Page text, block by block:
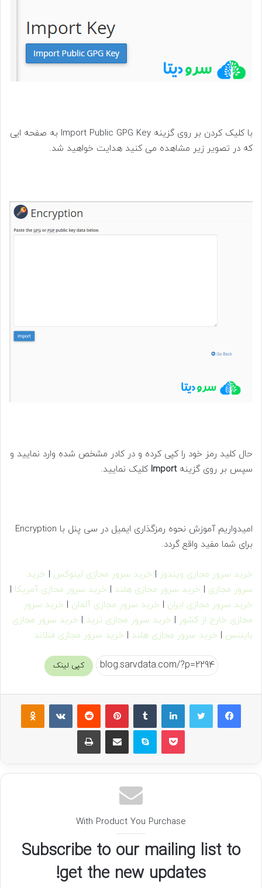
با کلیک کردن بر روی گزینه Import Public GPG Key به صفحه ایی
که در تصویر زیر مشاهده می کنید هدایت خواهید شد.
حال کلید رمز خود را کپی کرده و در کادر مشخص شده وارد نمایید و
سپس بر روی گزینهImport کلیک نمایید.
امیدواریم آموزش نحوه رمزگذاری ایمیل در سی پنل با Encryption
برای شما مفید واقع گردد.
خرید سرور مجازی ویندوز | خرید سرور مجازی لینوکس | خرید
سرور مجازی | خرید سرور مجازی هلند | خرید سرور مجازی آمریکا |
خرید سرور مجازی ایران | خرید سرور مجازی آلمان | خرید سرور
مجازی خارج از کشور | خرید سرور مجازی ترید | خرید سرور مجازی
بایننس | خرید سرور مجازی هلند | خرید سرور مجازی فنلاند
کپی لینک
فیسبوک لینکداین پینتریست
پاکت اسکایپ چاپ
With Product You Purchase
Subscribe to our mailing list to
get the new updates!